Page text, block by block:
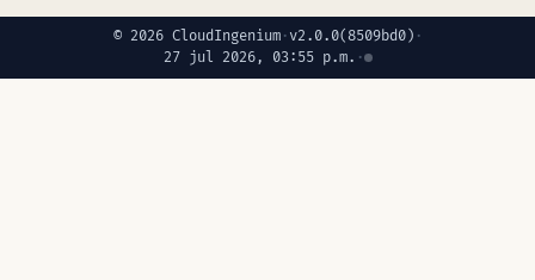
© 2026 CloudIngenium· v2.0.0(8509bd0) ·
27 jul 2026, 03:55 p.m. ·